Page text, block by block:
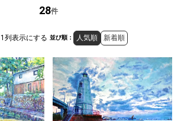
28件
1列表示にする 並び順： 人気順 新着順